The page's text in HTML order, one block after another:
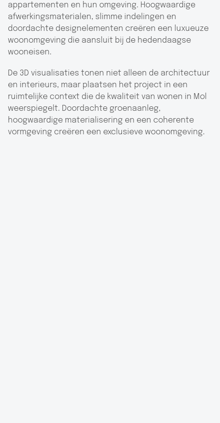
appartementen en hun omgeving. Hoogwaardige
afwerkingsmaterialen, slimme indelingen en
doordachte designelementen creëren een luxueuze
woonomgeving die aansluit bij de hedendaagse
wooneisen.
De 3D visualisaties tonen niet alleen de architectuur
en interieurs, maar plaatsen het project in een
ruimtelijke context die de kwaliteit van wonen in Mol
weerspiegelt. Doordachte groenaanleg,
hoogwaardige materialisering en een coherente
vormgeving creëren een exclusieve woonomgeving.